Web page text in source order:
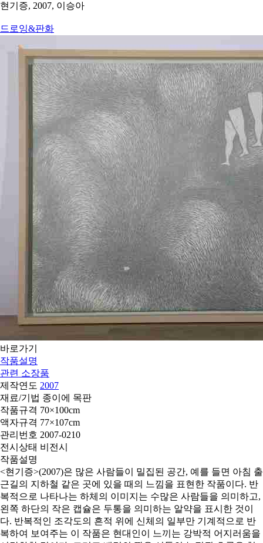
현기증, 2007, 이승아
드로잉&판화
바로가기
작품설명
관련 소장품
제작연도 2007
재료/기법 종이에 목판
작품규격 70×100cm
액자규격 77×107cm
관리번호 2007-0210
전시상태 비전시
작품설명
<현기증>(2007)은 많은 사람들이 밀집된 공간, 예를 들면 아침 출
근길의 지하철 같은 곳에 있을 때의 느낌을 표현한 작품이다. 반
복적으로 나타나는 하체의 이미지는 수많은 사람들을 의미하고,
왼쪽 하단의 작은 캡슐은 두통을 의미하는 알약을 표시한 것이
다. 반복적인 조각도의 흔적 위에 신체의 일부만 기계적으로 반
복하여 보여주는 이 작품은 현대인이 느끼는 강박적 어지러움을